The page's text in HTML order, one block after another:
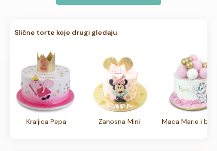
Slične torte koje drugi gledaju
Kraljica Pepa Zanosna Mini Maca Marie i